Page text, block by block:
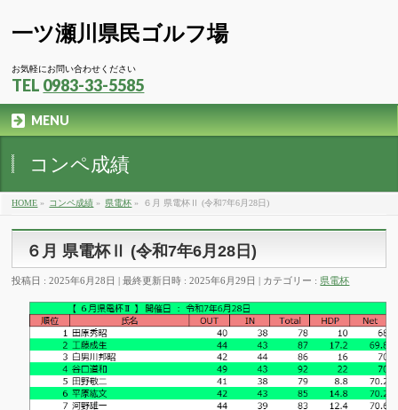
一ツ瀬川県民ゴルフ場
お気軽にお問い合わせください
TEL 0983-33-5585
MENU
コンペ成績
HOME » コンペ成績 » 県電杯 » ６月 県電杯Ⅱ (令和7年6月28日)
６月 県電杯Ⅱ (令和7年6月28日)
投稿日 : 2025年6月28日 最終更新日時 : 2025年6月29日 カテゴリー : 県電杯